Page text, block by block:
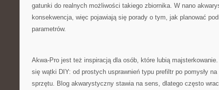
gatunki do realnych możliwości takiego zbiornika. W nano
konsekwencja, więc pojawiają się porady o tym, jak planować
parametrów.
Akwa-Pro jest też inspiracją dla osób, które lubią
się wątki DIY: od prostych usprawnień typu prefiltr po pomysły
sprzętu. Blog akwarystyczny stawia na sens, dlatego często